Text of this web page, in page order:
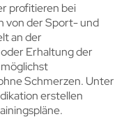
profitieren bei
von der Sport- und
an der
Erhaltung der
Schmerzen. Unter
erstellen